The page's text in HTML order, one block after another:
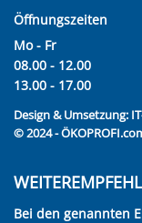
Öffnungszeiten
Mo - Fr
08.00 - 12.00
13.00 - 17.00
Design & Umsetzung:
© 2024 -
Bei den genannten